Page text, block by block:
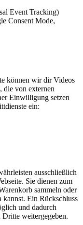
Event Tracking)
Consent Mode,
können wir dir Videos
die von externen
Einwilligung setzen
ein:
ausschließlich
Sie dienen zum
sammeln oder
Ein Rückschluss
und dadurch
weitergegeben.